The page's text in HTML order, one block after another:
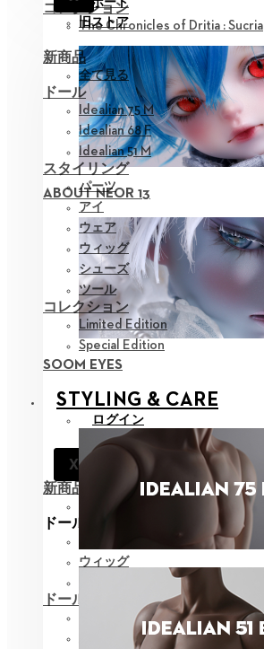
コレクション
The Chronicles of Dritia : Sucria
ABOUT NEOR 13
SOOM EYES
STYLING & CARE
ログイン
X
お知らせ
サポート
新商品
全て見る
ドールスタイリング
ウィッグ
ドールケア
メイク用品
組立てツール
旧ストア
新商品
全て見る
ドール
Idealian 75 M
Idealian 68 F
Idealian 51 M
スタイリング
パーツ
アイ
ウェア
ウィッグ
シューズ
ツール
コレクション
Limited Edition
Special Edition